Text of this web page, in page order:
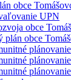
obce
UPN
obce
plán obce
plánovanie